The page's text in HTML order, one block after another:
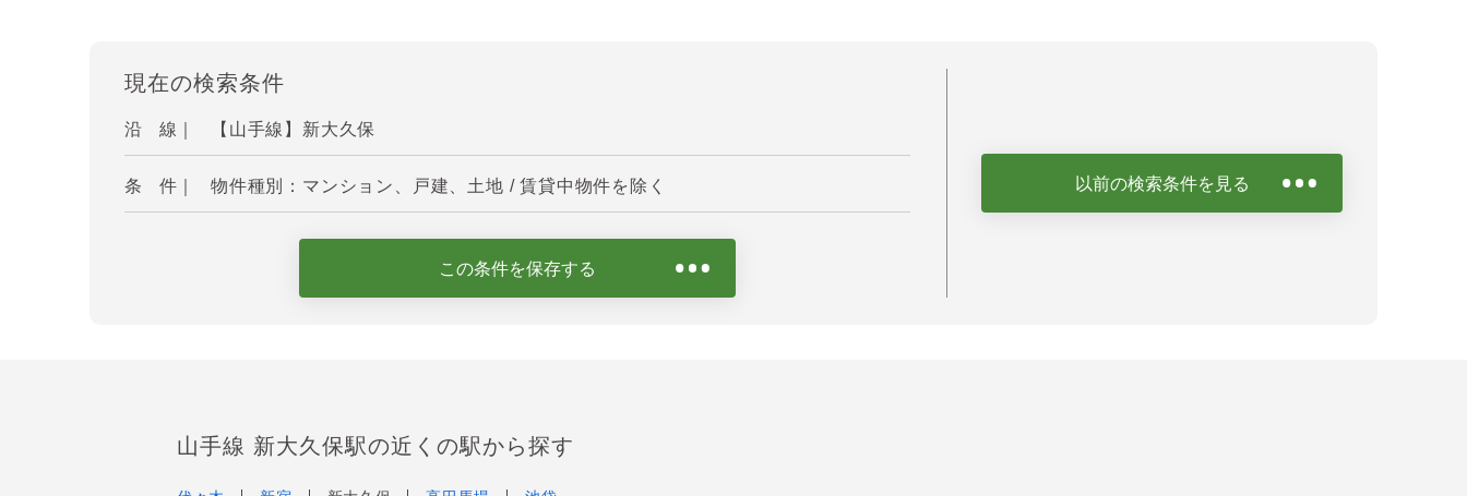
現在の検索条件
沿 線｜ 【山手線】新大久保
条 件｜ 物件種別：マンション、戸建、土地 / 賃貸中物件を除く
この条件を保存する
以前の検索条件を見る
山手線 新大久保駅の近くの駅から探す